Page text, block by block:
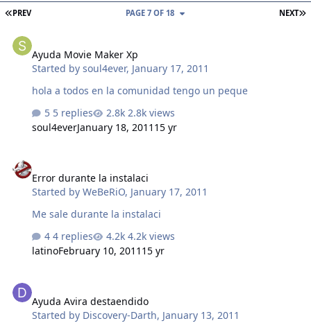
FIRST PAGE
PREV NEXT
PAGE 7 OF 18
Ayuda Movie Maker Xp
Started bysoul4ever, January 17, 2011
hola a todos en la comunidad tengo un peque
5 replies
2.8k views
soul4everJanuary 18, 2011 15 yr
Error durante la instalaci
Started byWeBeRiO, January 17, 2011
Me sale durante la instalaci
4 replies
4.2k views
latinoFebruary 10, 2011 15 yr
Ayuda Avira destaendido
Started by Discovery-Darth, January 13, 2011